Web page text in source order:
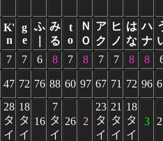
K'
n
g
e
ふ み
る
t
o
Ｎ
Ｏ
ア
ク
ヒ
ノ
は
な
ハ
ナ
7 7 6 8 7 8 7 7 8 8
47 72 76 88 60 97 67 71 72 96
28
タ
イ
18
タ
イ
16
7
タ
イ
26 2
23
タ
イ
21
タ
イ
18
タ
イ
3